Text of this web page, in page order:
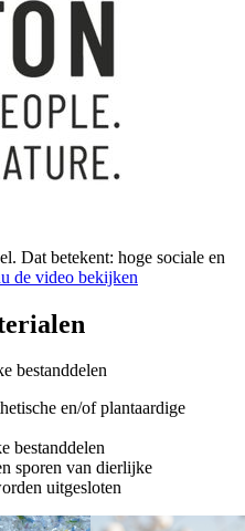
Dat betekent: hoge sociale en
de video bekijken
bestanddelen
en/of plantaardige
bestanddelen
sporen van dierlijke
uitgesloten